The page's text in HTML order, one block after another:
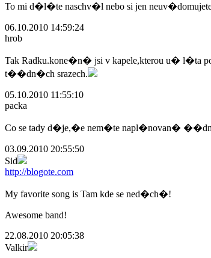
To mi d�l�te naschv�l nebo si jen
06.10.2010 14:59:24
hrob
Tak Radku.kone�n� jsi v kapele,kterou u� l�ta
t��dn�ch srazech.
05.10.2010 11:55:10
packa
Co se tady d�je,�e nem�te napl�novan�
03.09.2010 20:55:50
Sid
http://blogote.com
My favorite song is Tam kde se ned�ch�!
Awesome band!
22.08.2010 20:05:38
Valkir